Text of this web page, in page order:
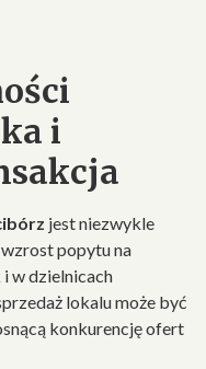
i
jest niezwykle
popytu na
w dzielnicach
lokalu może być
konkurencję ofert